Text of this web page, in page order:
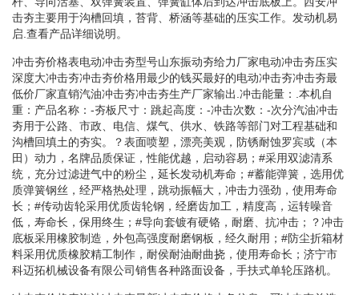
击夯主要用于沟槽回填，苔背、桥涵等基础的压实工作。发动机易
启.查看产品详细说明。
冲击夯价格表电动冲击夯型号山东振动夯给力厂家电动冲击夯压实
深度大冲击夯冲击夯价格用最少的钱买最好的电动冲击夯冲击夯最
低价厂家直销汽油冲击夯冲击夯生产厂家输出.冲击能量：.本机自
重：产品名称：-夯板尺寸：跳起高度：-冲击次数：-次分汽油冲击
夯用于公路、市政、电信、煤气、供水、铁路等部门对工程基础和
沟槽回填土的夯实。？表面喷塑，漂亮美观，防锈耐蚀罗宾或（本
田）动力，名牌品质保证，性能优越，启动容易；#采用双滤清系
统，充分过滤进气中的粉尘，延长发动机寿命；#蓄能弹簧，选用优
质弹簧钢丝，经严格热处理，跳动振幅大，冲击力强劲，使用寿命
长；#传动齿轮采用优质齿轮钢，经磨齿加工，精度高，运转噪音
低，寿命长，保用终生；#导向套镀有硬铬，耐磨、抗冲击；？冲击
底板采用橡胶制造，外包高强度耐磨钢板，经久耐用；#防尘折箱材
料采用优质橡胶精工制作，耐侯耐油耐曲挠，使用寿命长；济宁市
科迈拓机械设备有限公司销售各种路面设备，手扶式单轮压路机。